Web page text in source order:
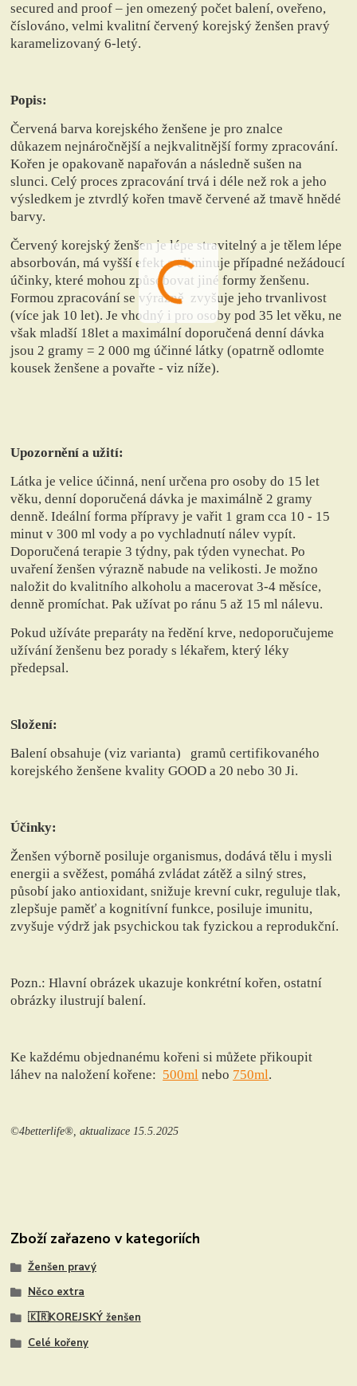
secured and proof – jen omezený počet balení, oveřeno,
číslováno,velmi kvalitní červený korejský ženšen pravý
karamelizovaný 6-letý.
Popis:
Červená barva korejského ženšene je pro znalce
důkazem nejnáročnější a nejkvalitnější formy zpracování.
Kořen je opakovaně napařován a následně sušen na
slunci. Celý proces zpracování trvá i déle než rok a jeho
výsledkem je ztvrdlý kořen tmavě červené až tmavě hnědé
barvy.
Červený korejský ženšen je lépe stravitelný a je tělem lépe
absorbován, má vyšší efekt a eliminuje případné nežádoucí
účinky, které mohou způsobovat jiné formy ženšenu.
Formou zpracování se výrazně zvyšuje jeho trvanlivost
(více jak 10 let). Je vhodný i pro osoby pod 35 let věku, ne
však mladší 18let a maximální doporučená denní dávka
jsou 2 gramy = 2 000 mg účinné látky (opatrně odlomte
kousek ženšene a povařte - viz níže).
Upozornění a užití:
Látka je velice účinná, není určena pro osoby do 15 let
věku, denní doporučená dávka je maximálně 2 gramy
denně. Ideální forma přípravy je vařit 1 gram cca 10 - 15
minut v 300 ml vody a po vychladnutí nálev vypít.
Doporučená terapie 3 týdny, pak týden vynechat. Po
uvaření ženšen výrazně nabude na velikosti. Je možno
naložit do kvalitního alkoholu a macerovat 3-4 měsíce,
denně promíchat. Pak užívat po ránu 5 až 15 ml nálevu.
Pokud užíváte preparáty na ředění krve, nedoporučujeme
užívání ženšenu bez porady s lékařem, který léky
předepsal.
Složení:
Balení obsahuje (viz varianta) gramů certifikovaného
korejského ženšene kvality GOOD a 20 nebo 30 Ji.
Účinky:
Ženšen výborně posiluje organismus, dodává tělu i mysli
energii a svěžest, pomáhá zvládat zátěž a silný stres,
působí jako antioxidant, snižuje krevní cukr, reguluje tlak,
zlepšuje paměť a kognitívní funkce, posiluje imunitu,
zvyšuje výdrž jak psychickou tak fyzickou a reprodukční.
Pozn.: Hlavní obrázek ukazuje konkrétní kořen, ostatní
obrázky ilustrují balení.
Ke každému objednanému kořeni si můžete přikoupit
láhev na naložení kořene: 500ml nebo 750ml.
©4betterlife®, aktualizace 15.5.2025
Zboží zařazeno v kategoriích
Ženšen pravý
Něco extra
🇰🇷KOREJSKÝ ženšen
Celé kořeny